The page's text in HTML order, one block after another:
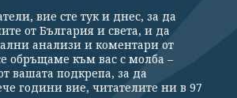
вие сте тук и днес, за да
от България и света, и да
анализи и коментари от
обръщаме към вас с молба –
вашата подкрепа, за да
години вие, читателите ни в 97